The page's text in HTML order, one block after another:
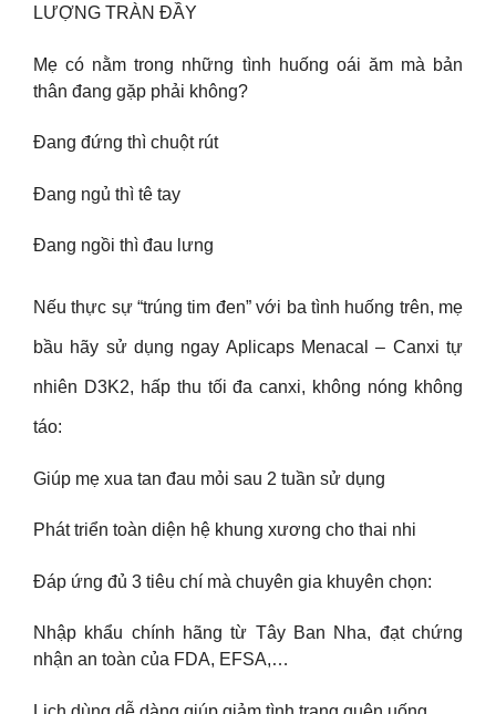
LƯỢNG TRÀN ĐẦY
Mẹ có nằm trong những tình huống oái ăm mà bản
thân đang gặp phải không?
Đang đứng thì chuột rút
Đang ngủ thì tê tay
Đang ngồi thì đau lưng
Nếu thực sự “trúng tim đen” với ba tình huống trên, mẹ
bầu hãy sử dụng ngay Aplicaps Menacal – Canxi tự
nhiên D3K2, hấp thu tối đa canxi, không nóng không
táo:
Giúp mẹ xua tan đau mỏi sau 2 tuần sử dụng
Phát triển toàn diện hệ khung xương cho thai nhi
Đáp ứng đủ 3 tiêu chí mà chuyên gia khuyên chọn:
Nhập khẩu chính hãng từ Tây Ban Nha, đạt chứng
nhận an toàn của FDA, EFSA,…